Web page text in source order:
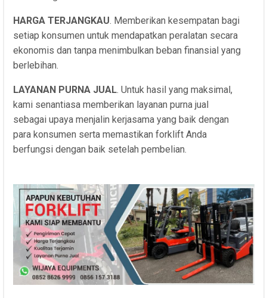
HARGA TERJANGKAU. Memberikan kesempatan bagi
setiap konsumen untuk mendapatkan peralatan secara
ekonomis dan tanpa menimbulkan beban finansial yang
berlebihan.
LAYANAN PURNA JUAL. Untuk hasil yang maksimal,
kami senantiasa memberikan layanan purna jual
sebagai upaya menjalin kerjasama yang baik dengan
para konsumen serta memastikan forklift Anda
berfungsi dengan baik setelah pembelian.